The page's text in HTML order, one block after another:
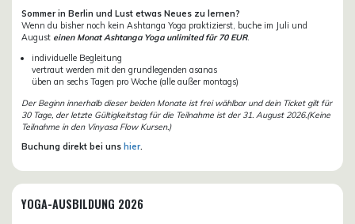
Sommer in Berlin und Lust etwas Neues zu lernen?
Wenn du bisher noch kein Ashtanga Yoga praktizierst, buche im Juli und
August einen Monat Ashtanga Yoga unlimited für 70 EUR.
individuelle Begleitung
vertraut werden mit den grundlegenden asanas
üben an sechs Tagen pro Woche (alle außer montags)
Der Beginn innerhalb dieser beiden Monate ist frei wählbar und dein Ticket gilt für
30 Tage, der letzte Gültigkeitstag für die Teilnahme ist der 31. August 2026.(Keine
Teilnahme in den Vinyasa Flow Kursen.)
Buchung direkt bei uns hier.
YOGA-AUSBILDUNG 2026